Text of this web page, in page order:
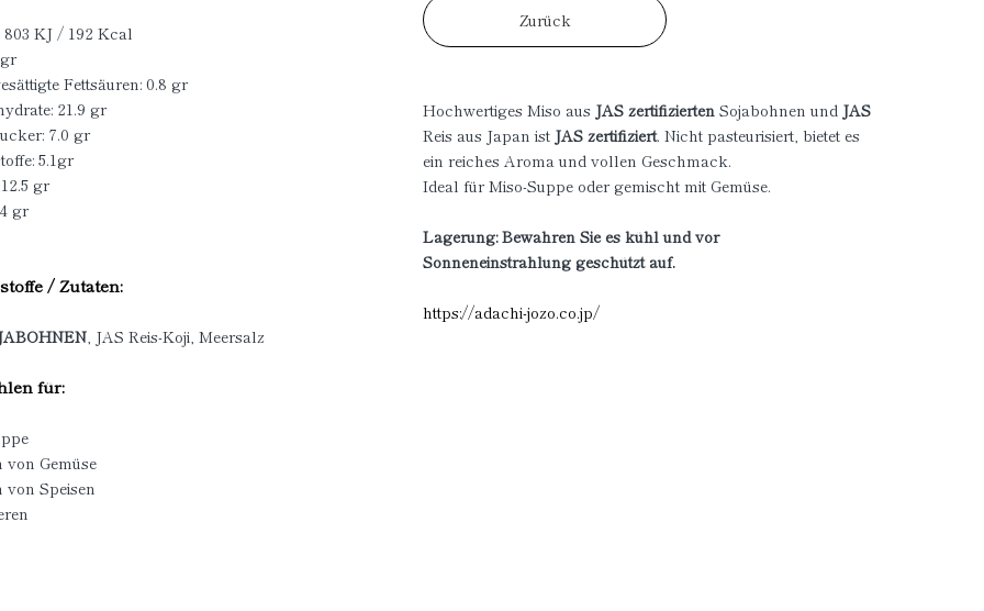
803 KJ / 192 Kcal
Fettsäuren: 0.8 gr
21.9 gr
7.0 gr
5.1gr
gr
gr
/ Zutaten:
, JAS Reis-Koji, Meersalz
für:
von Gemüse
von Speisen
Zurück
Hochwertiges Miso aus JAS zertifiziertenSojabohnen und JAS
Reis aus Japan ist JAS zertifiziert. Nicht pasteurisiert, bietet es
ein reiches Aroma und vollen Geschmack.
Ideal für Miso-Suppe oder gemischt mit Gemüse.
Lagerung: Bewahren Sie es kühl und vor
Sonneneinstrahlung geschützt auf.
https://adachi-jozo.co.jp/